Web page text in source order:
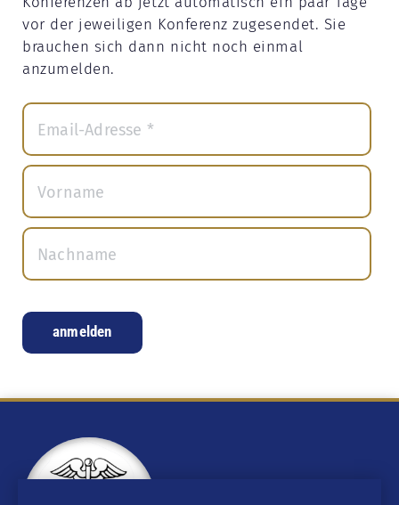
vor der jeweiligen Konferenz zugesendet. Sie
brauchen sich dann nicht noch einmal
anzumelden.